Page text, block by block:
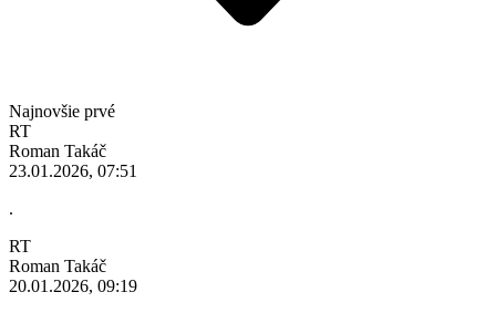
Najnovšie prvé
RT
Roman Takáč
23.01.2026, 07:51
.
RT
Roman Takáč
20.01.2026, 09:19